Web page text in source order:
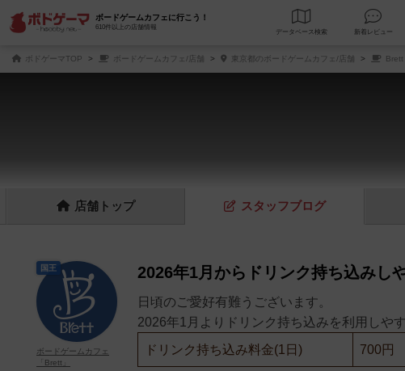
ボードゲームカフェに行こう！
610件以上の店舗情報
データベース 検索 新
ボドゲーマTOP ボードゲームカフェ/店舗 東京都のボードゲームカフェ/店舗 Brett
店舗 トップ スタッフブログ
2026年1月からドリンク持ち込みし
日頃のご愛好有難うございます。
2026年1月よりドリンク持ち込みを利用しや
ドリンク持ち込み料金(1日)
700円
国王
ボードゲームカフェ
「Brett」